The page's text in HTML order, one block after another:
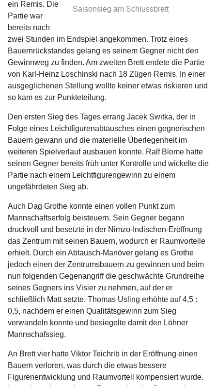
Saisonsieg am Schlussbrett
ein Remis. Die
Partie war
bereits nach
zwei Stunden im Endspiel angekommen. Trotz eines
Bauernrückstandes gelang es seinem Gegner nicht den
Gewinnweg zu finden. Am zweiten Brett endete die Partie
von Karl-Heinz Loschinski nach 18 Zügen Remis. In einer
ausgeglichenen Stellung wollte keiner etwas riskieren und
so kam es zur Punkteteilung.
Den ersten Sieg des Tages errang Jacek Switka, der in
Folge eines Leichtfigurenabtausches einen gegnerischen
Bauern gewann und die materielle Überlegenheit im
weiteren Spielverlauf ausbauen konnte. Ralf Blome hatte
seinen Gegner bereits früh unter Kontrolle und wickelte die
Partie nach einem Leichtfigurengewinn zu einem
ungefährdeten Sieg ab.
Auch Dag Grothe konnte einen vollen Punkt zum
Mannschaftserfolg beisteuern. Sein Gegner begann
druckvoll und besetzte in der Nimzo-Indischen-Eröffnung
das Zentrum mit seinen Bauern, wodurch er Raumvorteile
erhielt. Durch ein Abtausch-Manöver gelang es Grothe
jedoch einen der Zentrumsbauern zu gewinnen und beim
nun folgenden Gegenangriff die geschwächte Grundreihe
seines Gegners ins Visier zu nehmen, auf der er
schließlich Matt setzte. Thomas Usling erhöhte auf 4,5 :
0,5, nachdem er einen Qualitätsgewinn zum Sieg
verwandeln konnte und besiegelte damit den Löhner
Mannschafssieg.
An Brett vier hatte Viktor Teichrib in der Eröffnung einen
Bauern verloren, was durch die etwas bessere
Figurenentwicklung und Raumvorteil kompensiert wurde.